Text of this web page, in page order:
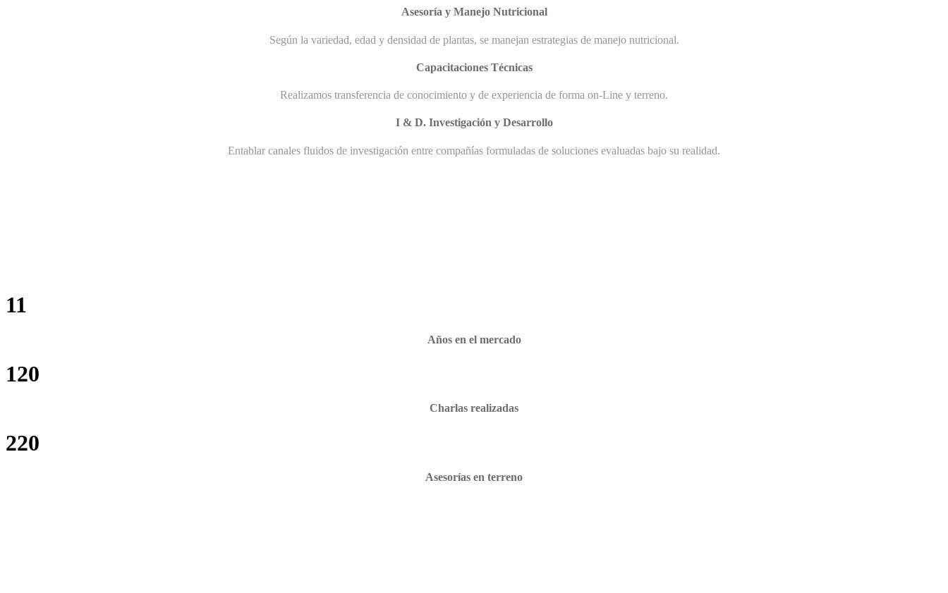
Asesoría y Manejo Nutricional
Según la variedad, edad y densidad de plantas, se manejan estrategias de manejo nutricional.
Capacitaciones Técnicas
Realizamos transferencia de conocimiento y de experiencia de forma on-Line y terreno.
I & D. Investigación y Desarrollo
Entablar canales fluidos de investigación entre compañías formuladas de soluciones evaluadas bajo su realidad.
11
Años en el mercado
120
Charlas realizadas
220
Asesorías en terreno